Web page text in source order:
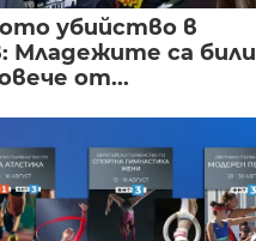
убийство в
Младежите са били
от...